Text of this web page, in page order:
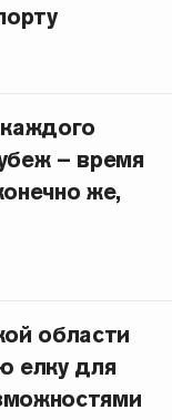
– время
же,
области
елку для